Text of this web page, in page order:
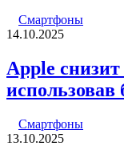
Смартфоны
14.10.2025
Apple
Смартфоны
13.10.2025